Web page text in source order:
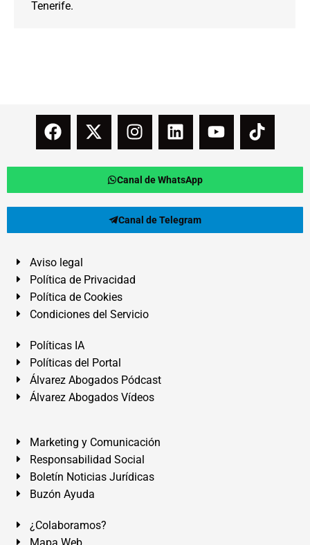
Tenerife.
Canal de WhatsApp
Canal de Telegram
Aviso legal
Política de Privacidad
Política de Cookies
Condiciones del Servicio
Políticas IA
Políticas del Portal
Álvarez Abogados Pódcast
Álvarez Abogados Vídeos
Marketing y Comunicación
Responsabilidad Social
Boletín Noticias Jurídicas
Buzón Ayuda
¿Colaboramos?
Mapa Web